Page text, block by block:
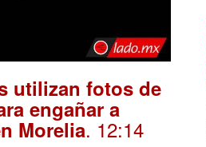
utilizan fotos de
engañar a
Morelia. 12:14